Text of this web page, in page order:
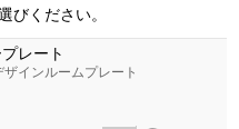
びください。
レート
インルームプレート